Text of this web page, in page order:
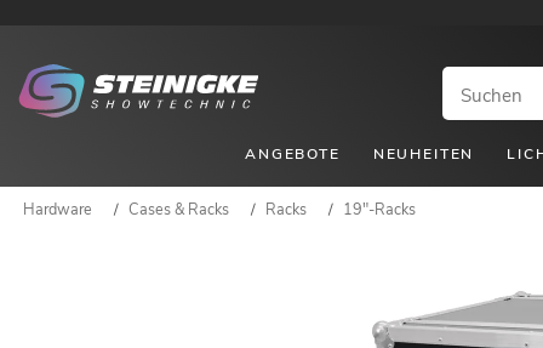
ANGEBOTE NEUHEITEN
Hardware / Cases & Racks / Racks / 19"-Racks